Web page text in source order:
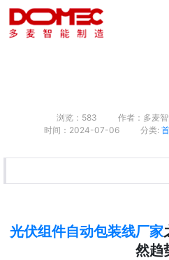
浏览：583 作者：多麦
时间：2024-07-06
分类:
光伏组件自动包装线厂家
然趋